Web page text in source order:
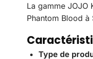
La gamme JOJO
Phantom Blood à
Type de